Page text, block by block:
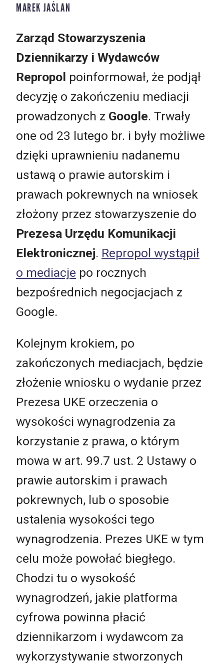
MAREK JAŚLAN
Zarząd Stowarzyszenia
Dziennikarzy i Wydawców
Repropol poinformował, że podjął
decyzję o zakończeniu mediacji
prowadzonych z Google. Trwały
one od 23 lutego br. i były możliwe
dzięki uprawnieniu nadanemu
ustawą o prawie autorskim i
prawach pokrewnych na wniosek
złożony przez stowarzyszenie do
Prezesa Urzędu Komunikacji
Elektronicznej. Repropol wystąpił
o mediacje po rocznych
bezpośrednich negocjacjach z
Google.
Kolejnym krokiem, po
zakończonych mediacjach, będzie
złożenie wniosku o wydanie przez
Prezesa UKE orzeczenia o
wysokości wynagrodzenia za
korzystanie z prawa, o którym
mowa w art. 99.7 ust. 2 Ustawy o
prawie autorskim i prawach
pokrewnych, lub o sposobie
ustalenia wysokości tego
wynagrodzenia. Prezes UKE w tym
celu może powołać biegłego.
Chodzi tu o wysokość
wynagrodzeń, jakie platforma
cyfrowa powinna płacić
dziennikarzom i wydawcom za
wykorzystywanie stworzonych